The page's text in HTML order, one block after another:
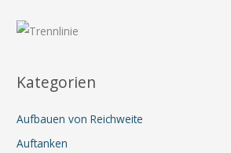
Kategorien
Aufbauen von Reichweite
Auftanken